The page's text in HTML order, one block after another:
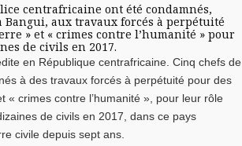
centrafricaine ont été condamnés,
aux travaux forcés à perpétuité
» et « crimes contre l’humanité » pour
de civils en 2017.
en République centrafricaine. Cinq chefs de
à des travaux forcés à perpétuité pour des
« crimes contre l’humanité », pour leur rôle
de civils en 2017, dans ce pays
civile depuis sept ans.